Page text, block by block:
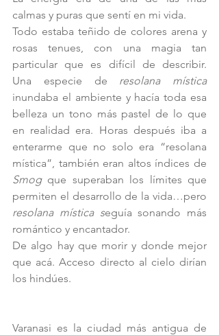
calmas y puras que sentí en mi vida.
Todo estaba teñido de colores arena y
rosas tenues, con una magia tan
particular que es difícil de describir.
Una especie de resolana mística
inundaba el ambiente y hacía toda esa
belleza un tono más pastel de lo que
en realidad era. Horas después iba a
enterarme que no solo era “resolana
Smog que superaban los límites que
resolana mística seguía sonando más
romántico y encantador.
De algo hay que morir y donde mejor
que acá. Acceso directo al cielo dirían
los hindúes.
Varanasi es la ciudad más antigua de